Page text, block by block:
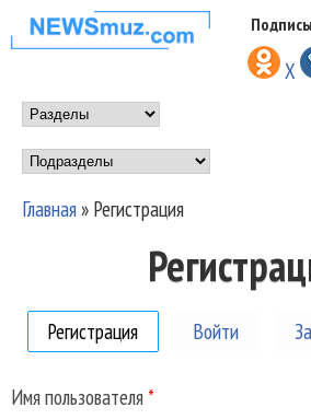
Перейти к
содержанию
НОВОСТИ
МУЗЫКИ И
ШОУ БИЗНЕСА
NEWSMUZ.COM
X
Main menu
Подразделы
Главная» Регистрация
Регистрация (активная вкладка)
Войти
Имя пользователя *